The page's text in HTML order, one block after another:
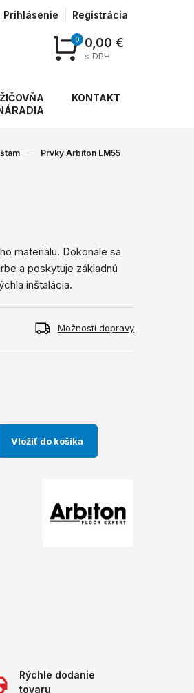
Prihlásenie Registrácia
0 0,00 €
s DPH
KONTAKT
Prvky Arbiton LM55
materiálu. Dokonale sa
a poskytuje základnú
inštalácia.
Možnosti dopravy
Vložiť do košíka
Rýchle dodanie
tovaru